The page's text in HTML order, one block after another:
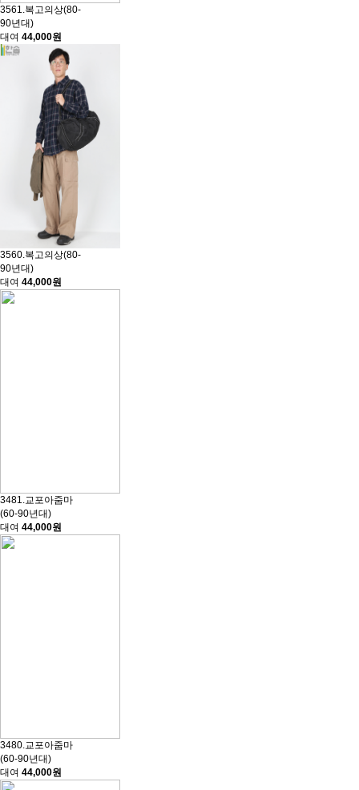
3561.복고의상(80-
90년대)
대여 44,000원
3560.복고의상(80-
90년대)
대여 44,000원
3481.교포아줌마
(60-90년대)
대여 44,000원
3480.교포아줌마
(60-90년대)
대여 44,000원